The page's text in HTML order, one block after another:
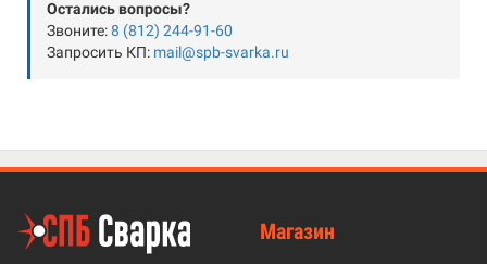
Остались вопросы?
Звоните:8 (812) 244-91-60
Запросить КП: mail@spb-svarka.ru
Магазин